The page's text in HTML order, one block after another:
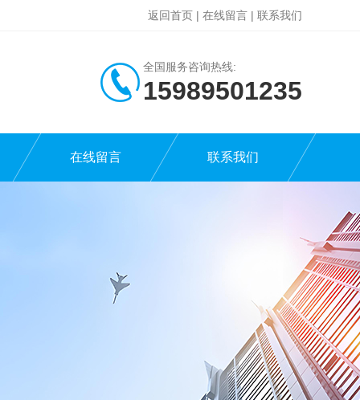
返回首页 | 在线留言 | 联系我们
全国服务咨询热线:
15989501235
在线留言 联系我们